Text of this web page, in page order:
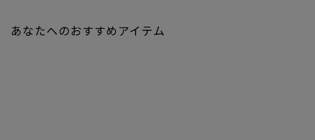
185cm size:L
あなたへのおすすめアイテム